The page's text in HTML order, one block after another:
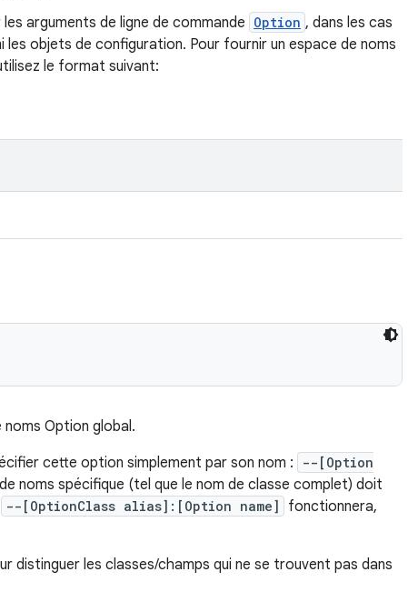
arguments de ligne de commande Option , dans les cas
les objets de configuration. Pour fournir un espace de noms
le format suivant:
Option global.
cette option simplement par son nom :
--[Option
noms spécifique (tel que le nom de classe complet) doit
--[OptionClass alias]:[Option name]
fonctionnera,
distinguer les classes/champs qui ne se trouvent pas dans